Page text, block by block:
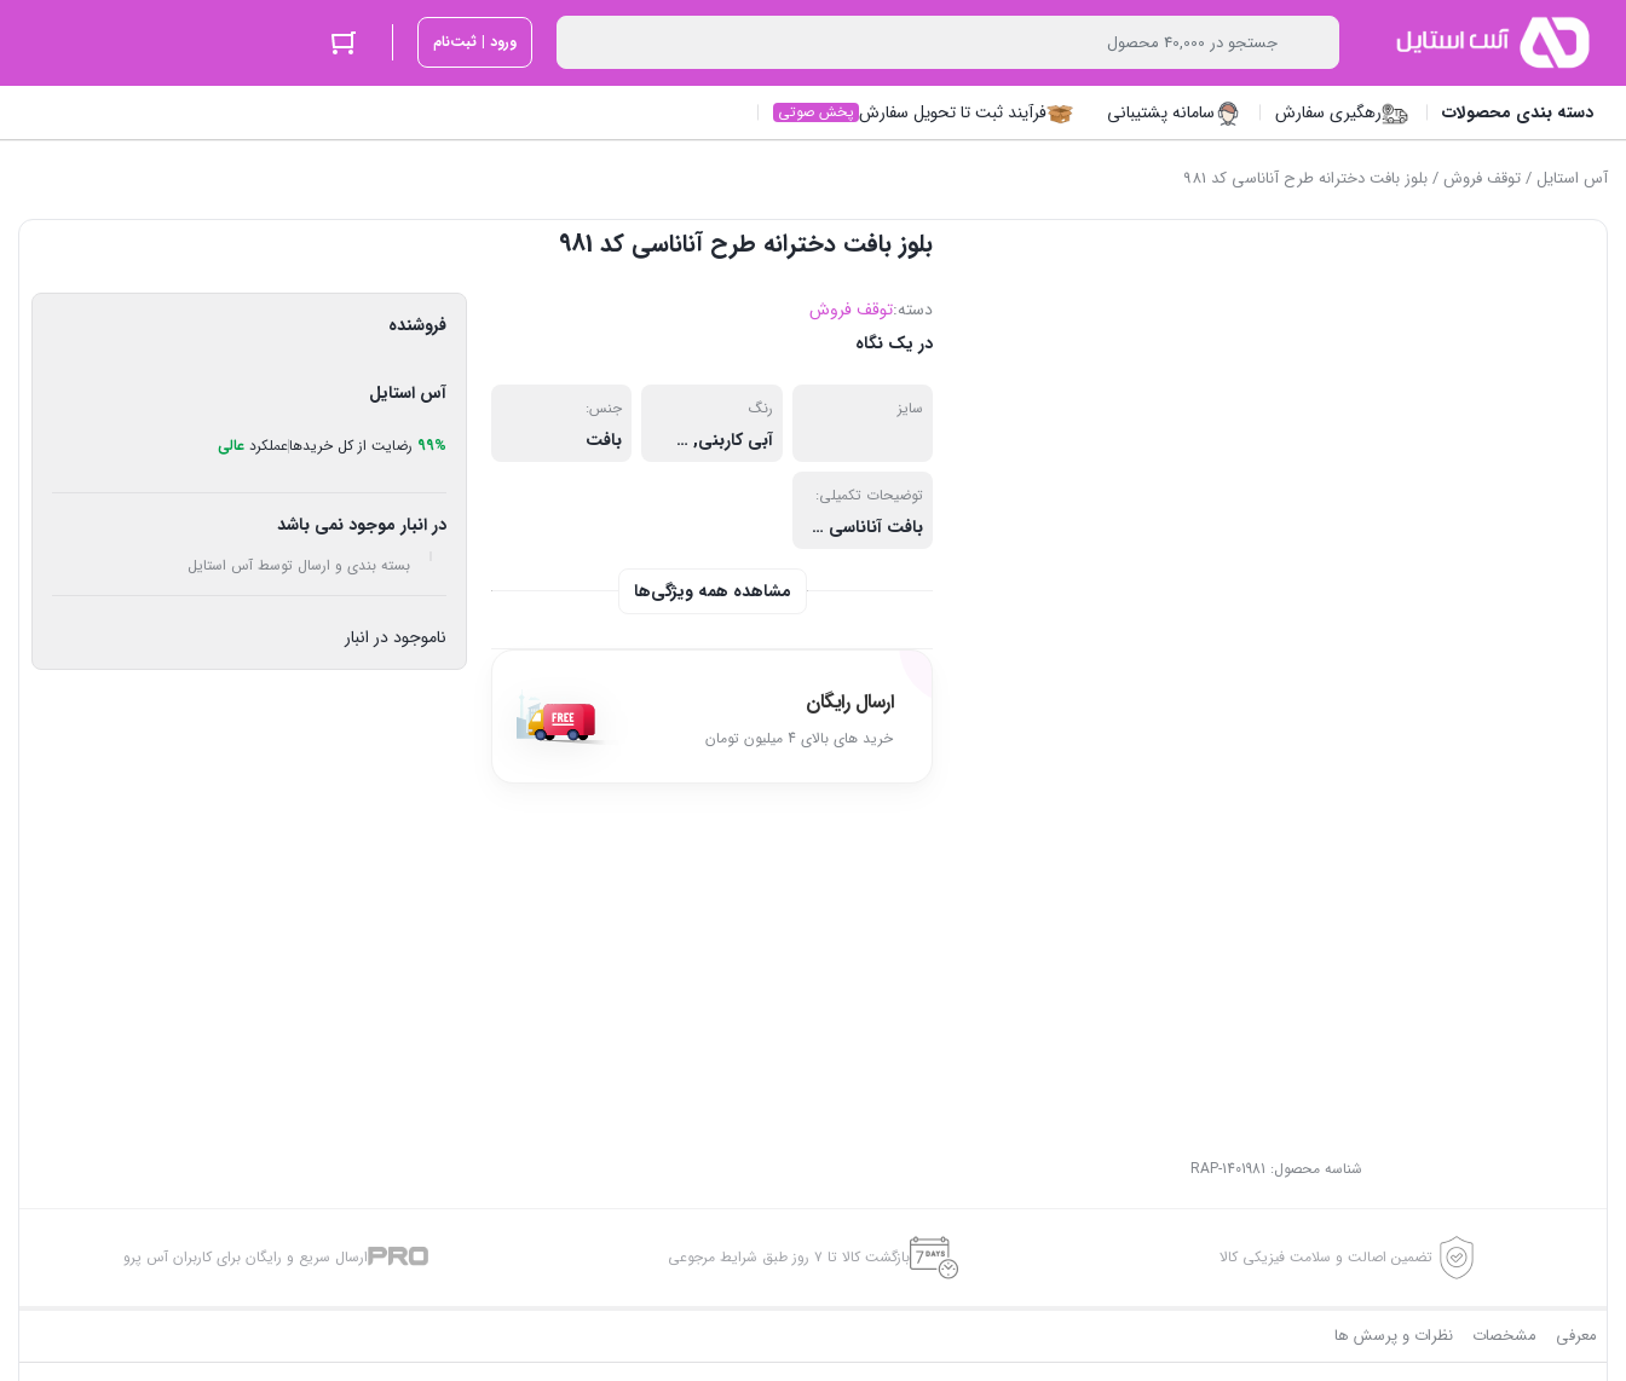
ورود | ثبت‌نام
دسته بندی محصولات رهگیری سفارش سامانه پشتیبانی فرآیند ثبت تا تحویل سفارش پخش صوتی
آس استایل /توقف فروش/ بلوز بافت دخترانه طرح آناناسی کد 981
شناسه محصول: RAP-1401981
بلوز بافت دخترانه طرح آناناسی کد 981
دسته:توقف فروش
در یک نگاه
سایز رنگ
آبی کاربنی, آبی نفتی ,زرد, عسلی,کرم,مشکی
جنس:
بافت
توضیحات تکمیلی:
بافت آناناسی طرح روی کار دوخت میباشد این مدل بافت فری سایز میباشد و کشسانی دارد و سایزهای 38 تا 44 را ساپورت میکند
مشاهده همه ویژگی‌ها
ارسال رایگان
خرید های بالای 4 میلیون تومان
فروشنده
آس استایل
99% رضایت از کل خریدهاعملکرد عالی
در انبار موجود نمی باشد
بسته بندی و ارسال توسط آس استایل
ناموجود در انبار
تضمین اصالت و سلامت فیزیکی کالا بازگشت کالا تا ۷ روز طبق شرایط مرجوعی ارسال سریع و رایگان برای کاربران آس پرو
معرفی مشخصات نظرات و پرسش ها